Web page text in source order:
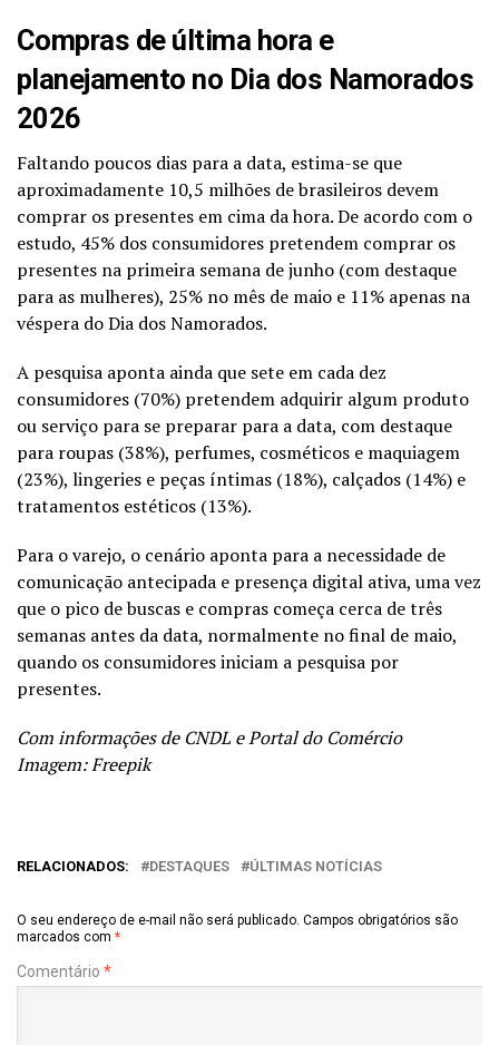
Compras de última hora e
planejamento no Dia dos Namorados
2026
Faltando poucos dias para a data, estima-se que
aproximadamente 10,5 milhões de brasileiros devem
comprar os presentes em cima da hora. De acordo com o
estudo, 45% dos consumidores pretendem comprar os
presentes na primeira semana de junho (com destaque
para as mulheres), 25% no mês de maio e 11% apenas na
véspera do Dia dos Namorados.
A pesquisa aponta ainda que sete em cada dez
consumidores (70%) pretendem adquirir algum produto
ou serviço para se preparar para a data, com destaque
para roupas (38%), perfumes, cosméticos e maquiagem
(23%), lingeries e peças íntimas (18%), calçados (14%) e
tratamentos estéticos (13%).
Para o varejo, o cenário aponta para a necessidade de
comunicação antecipada e presença digital ativa, uma vez
que o pico de buscas e compras começa cerca de três
semanas antes da data, normalmente no final de maio,
quando os consumidores iniciam a pesquisa por
presentes.
Com informações de CNDL e Portal do Comércio
Imagem: Freepik
RELACIONADOS: DESTAQUES ÚLTIMAS NOTÍCIAS
O seu endereço de e-mail não será publicado. Campos obrigatórios são
marcados com *
Comentário *